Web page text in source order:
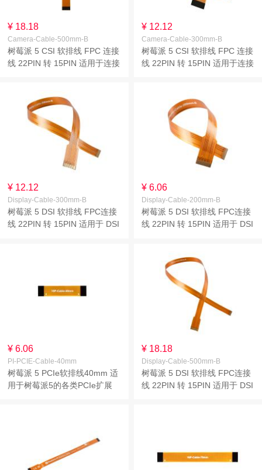
¥ 12.12
Camera-Cable-300mm-B
树莓派 5 CSI 软排线 FPC 连接
线 22PIN 转 15PIN 适用于连接
¥ 18.18
Camera-Cable-500mm-B
树莓派 5 CSI 软排线 FPC 连接
线 22PIN 转 15PIN 适用于连接
¥ 6.06
Display-Cable-200mm-B
树莓派 5 DSI 软排线 FPC连接
线 22PIN 转 15PIN 适用于 DSI
¥ 12.12
Display-Cable-300mm-B
树莓派 5 DSI 软排线 FPC连接
线 22PIN 转 15PIN 适用于 DSI
¥ 18.18
Display-Cable-500mm-B
树莓派 5 DSI 软排线 FPC连接
线 22PIN 转 15PIN 适用于 DSI
¥ 6.06
PI-PCIE-Cable-40mm
树莓派 5 PCIe软排线40mm 适
用于树莓派5的各类PCIe扩展